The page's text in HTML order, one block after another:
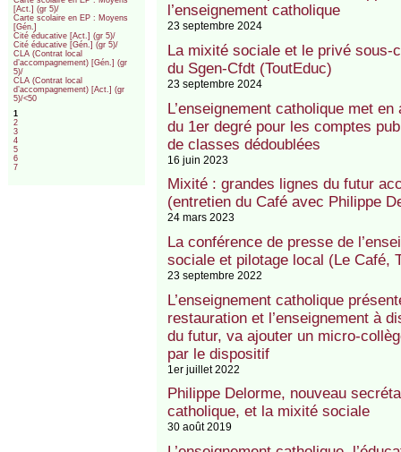
[Act.] (gr 5)/
Carte scolaire en EP : Moyens
[Gén.]
Cité éducative [Act.] (gr 5)/
Cité éducative [Gén.] (gr 5)/
CLA (Contrat local
d’accompagnement) [Gén.] (gr
5)/
CLA (Contrat local
d’accompagnement) [Act.] (gr
5)/<50
1
2
3
4
5
6
7
l’enseignement catholique
23 septembre 2024
La mixité sociale et le privé sous-
du Sgen-Cfdt (ToutEduc)
23 septembre 2024
L’enseignement catholique met
du 1er degré pour les comptes
de classes dédoublées
16 juin 2023
Mixité : grandes lignes du futur
(entretien du Café avec Philippe
24 mars 2023
La conférence de presse de
sociale et pilotage local (Le Café,
23 septembre 2022
L’enseignement catholique
restauration et l’enseignement à
du futur, va ajouter un micro-
par le dispositif
1er juillet 2022
Philippe Delorme, nouveau
catholique, et la mixité sociale
30 août 2019